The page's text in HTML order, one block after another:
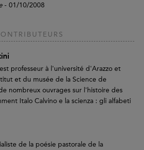
- 01/10/2008
professeur à l'université d'Arazzo et
et du musée de la Science de
nombreux ouvrages sur l'histoire des
Italo Calvino e la scienza : gli alfabeti
de la poésie pastorale de la